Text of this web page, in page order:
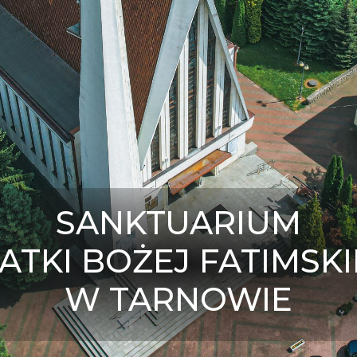
SANKTUARIUM
BOŻEJ
W TARNOWIE